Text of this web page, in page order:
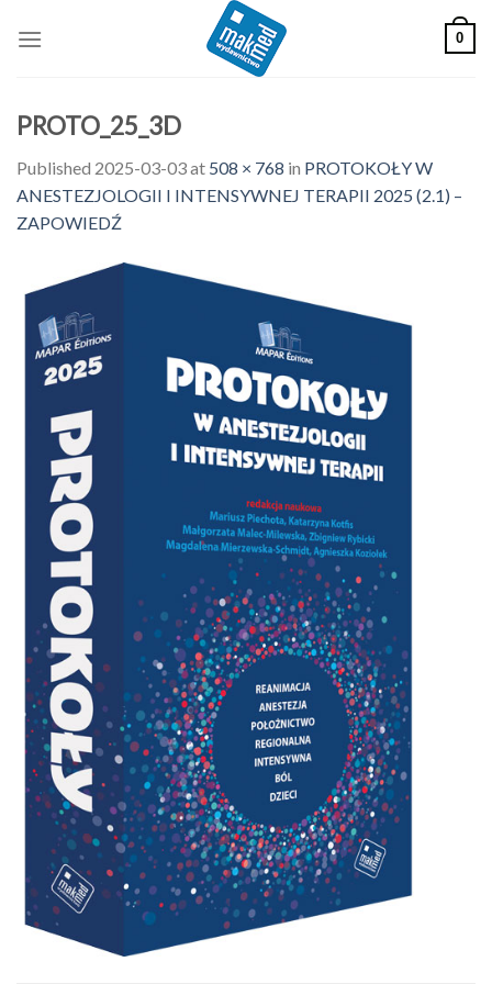
0
PROTO_25_3D
Published 2025-03-03at 508 × 768 in PROTOKOŁY W
ANESTEZJOLOGII I INTENSYWNEJ TERAPII 2025 (2.1) –
ZAPOWIEDŹ